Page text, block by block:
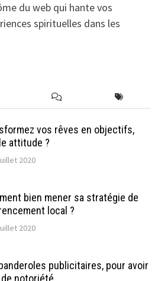
du web qui hante vos
spirituelles dans les
vos rêves en objectifs,
attitude ?
2020
bien mener sa stratégie de
local ?
2020
publicitaires, pour avoir
notoriété